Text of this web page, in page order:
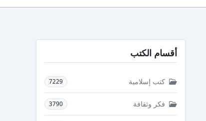
أقسام الكتب
كتب إسلامية 7229
فكر وثقافة 3790